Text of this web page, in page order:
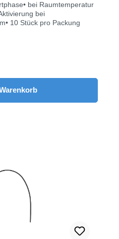
bei Raumtemperatur
bei
10 Stück pro Packung
den gewünschten